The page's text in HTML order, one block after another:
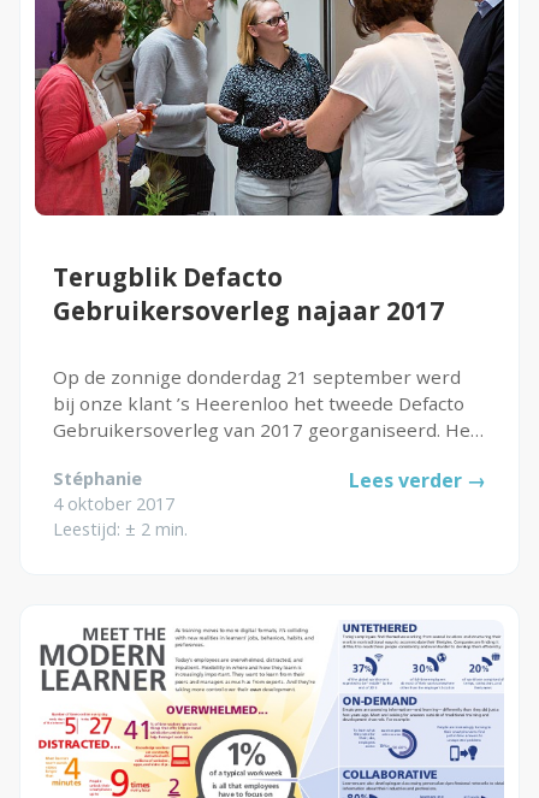
Terugblik Defacto
Gebruikersoverleg najaar 2017
Op de zonnige donderdag 21 september werd
bij onze klant ’s Heerenloo het tweede Defacto
Gebruikersoverleg van 2017 georganiseerd. Het
was bovendien het moment om de nieuwe
versie van CAPP aan onze klanten...
Stéphanie
4 oktober 2017
Leestijd: ± 2 min.
Lees verder →